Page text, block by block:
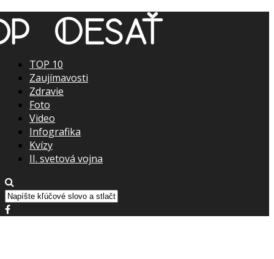
TOP 10
Zaujímavosti
Zdravie
Foto
Video
Infografika
Kvízy
II. svetová vojna